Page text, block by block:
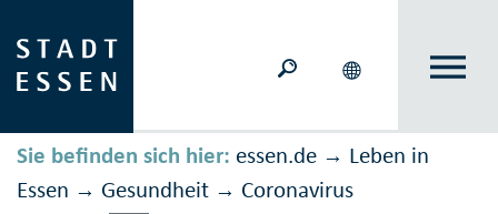
Sie befinden sich hier: essen.de → Leben in
Essen → Gesundheit → Corona­virus